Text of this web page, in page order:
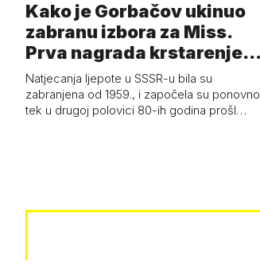
Kako je Gorbačov ukinuo
zabranu izbora za Miss.
Prva nagrada krstarenje
Jadran…
Natjecanja ljepote u SSSR-u bila su
zabranjena od 1959., i započela su ponovno
tek u drugoj polovici 80-ih godina prošl…